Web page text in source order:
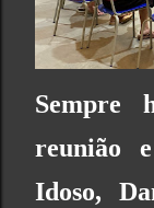
Sempre
reunião
Idoso,